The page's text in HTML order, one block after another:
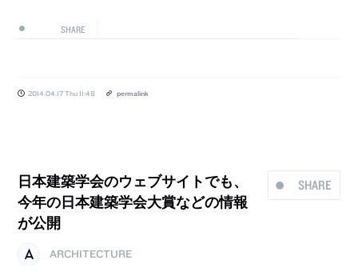
SHARE
2014.04.17 Thu 11:48 permalink
SHARE
日本建築学会のウェブサイトでも、
今年の日本建築学会大賞などの情報
が公開
ARCHITECTURE